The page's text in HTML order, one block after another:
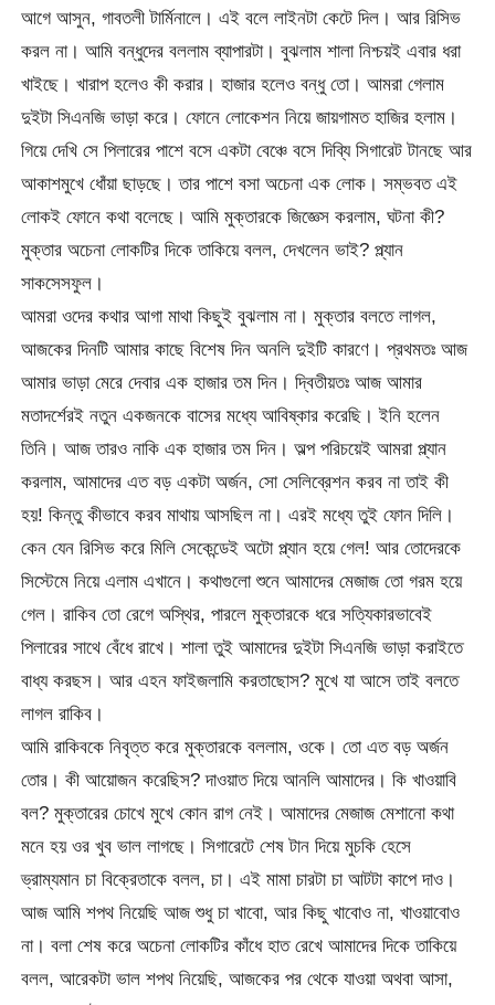
আগে আসুন, গাবতলী টার্মিনালে। এই বলে লাইনটা কেটে দিল। আর রিসিভ
করল না। আমি বন্ধুদের বললাম ব্যাপারটা। বুঝলাম শালা নিশ্চয়ই এবার ধরা
খাইছে। খারাপ হলেও কী করার। হাজার হলেও বন্ধু তো। আমরা গেলাম
দুইটা সিএনজি ভাড়া করে। ফোনে লোকেশন নিয়ে জায়গামত হাজির হলাম।
গিয়ে দেখি সে পিলারের পাশে বসে একটা বেঞ্চে বসে দিব্যি সিগারেট টানছে আর
আকাশমুখে ধোঁয়া ছাড়ছে। তার পাশে বসা অচেনা এক লোক। সম্ভবত এই
লোকই ফোনে কথা বলেছে। আমি মুক্তারকে জিজ্ঞেস করলাম, ঘটনা কী?
মুক্তার অচেনা লোকটির দিকে তাকিয়ে বলল, দেখলেন ভাই? প্ল্যান
সাকসেসফুল।
আমরা ওদের কথার আগা মাথা কিছুই বুঝলাম না। মুক্তার বলতে লাগল,
আজকের দিনটি আমার কাছে বিশেষ দিন অনলি দুইটি কারণে। প্রথমতঃ আজ
আমার ভাড়া মেরে দেবার এক হাজার তম দিন। দ্বিতীয়তঃ আজ আমার
মতাদর্শেরই নতুন একজনকে বাসের মধ্যে আবিষ্কার করেছি। ইনি হলেন
তিনি। আজ তারও নাকি এক হাজার তম দিন। অল্প পরিচয়েই আমরা প্ল্যান
করলাম, আমাদের এত বড় একটা অর্জন, সো সেলিব্রেশন করব না তাই কী
হয়! কিন্তু কীভাবে করব মাথায় আসছিল না। এরই মধ্যে তুই ফোন দিলি।
কেন যেন রিসিভ করে মিলি সেকেন্ডেই অটো প্ল্যান হয়ে গেল! আর তোদেরকে
সিস্টেমে নিয়ে এলাম এখানে। কথাগুলো শুনে আমাদের মেজাজ তো গরম হয়ে
গেল। রাকিব তো রেগে অস্থির, পারলে মুক্তারকে ধরে সত্যিকারভাবেই
পিলারের সাথে বেঁধে রাখে। শালা তুই আমাদের দুইটা সিএনজি ভাড়া করাইতে
বাধ্য করছস। আর এহন ফাইজলামি করতাছোস? মুখে যা আসে তাই বলতে
লাগল রাকিব।
আমি রাকিবকে নিবৃত্ত করে মুক্তারকে বললাম, ওকে। তো এত বড় অর্জন
তোর। কী আয়োজন করেছিস? দাওয়াত দিয়ে আনলি আমাদের। কি খাওয়াবি
বল? মুক্তারের চোখে মুখে কোন রাগ নেই। আমাদের মেজাজ মেশানো কথা
মনে হয় ওর খুব ভাল লাগছে। সিগারেটে শেষ টান দিয়ে মুচকি হেসে
ভ্রাম্যমান চা বিক্রেতাকে বলল, চা। এই মামা চারটা চা আটটা কাপে দাও।
আজ আমি শপথ নিয়েছি আজ শুধু চা খাবো, আর কিছু খাবোও না, খাওয়াবোও
না। বলা শেষ করে অচেনা লোকটির কাঁধে হাত রেখে আমাদের দিকে তাকিয়ে
বলল, আরেকটা ভাল শপথ নিয়েছি, আজকের পর থেকে যাওয়া অথবা আসা,